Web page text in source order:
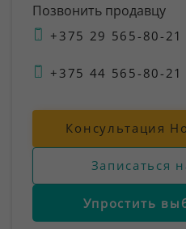
Позвонить продавцу
+375 29 565-80-21
+375 44 565-80-21
Консультация
Записаться
Упростить